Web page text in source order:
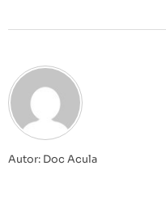
Autor: Doc Acula